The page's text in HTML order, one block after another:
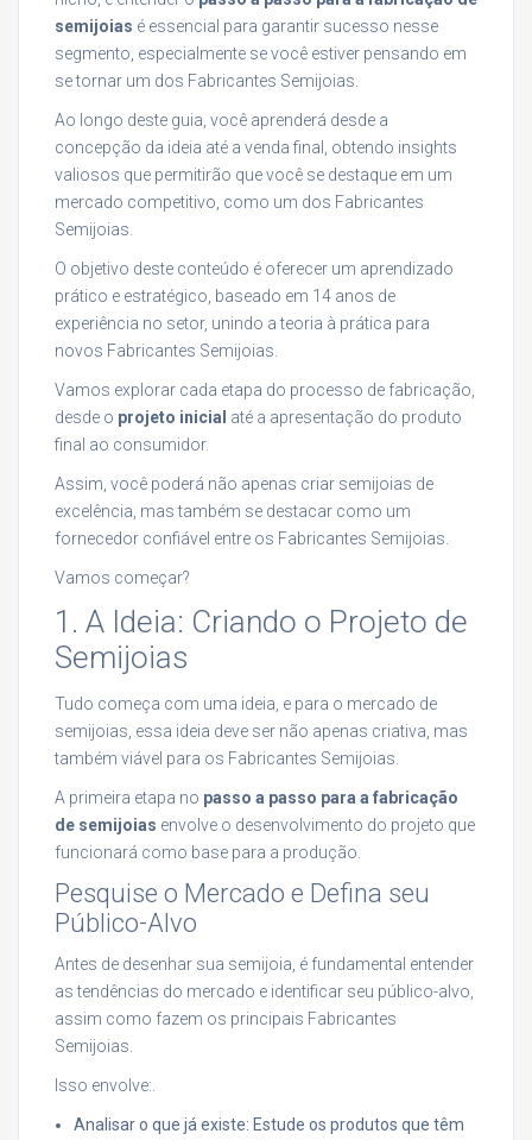
semijoias é essencial para garantir sucesso nesse
segmento, especialmente se você estiver pensando em
se tornar um dos Fabricantes Semijoias.
Ao longo deste guia, você aprenderá desde a
concepção da ideia até a venda final, obtendo insights
valiosos que permitirão que você se destaque em um
mercado competitivo, como um dos Fabricantes
Semijoias.
O objetivo deste conteúdo é oferecer um aprendizado
prático e estratégico, baseado em 14 anos de
experiência no setor, unindo a teoria à prática para
novos Fabricantes Semijoias.
Vamos explorar cada etapa do processo de fabricação,
desde o projeto inicial até a apresentação do produto
final ao consumidor.
Assim, você poderá não apenas criar semijoias de
excelência, mas também se destacar como um
fornecedor confiável entre os Fabricantes Semijoias.
Vamos começar?
1. A Ideia: Criando o Projeto de
Semijoias
Tudo começa com uma ideia, e para o mercado de
semijoias, essa ideia deve ser não apenas criativa, mas
também viável para os Fabricantes Semijoias.
A primeira etapa no passo a passo para a fabricação
de semijoias envolve o desenvolvimento do projeto que
funcionará como base para a produção.
Pesquise o Mercado e Defina seu
Público-Alvo
Antes de desenhar sua semijoia, é fundamental entender
as tendências do mercado e identificar seu público-alvo,
assim como fazem os principais Fabricantes
Semijoias.
Isso envolve:.
Analisar o que já existe: Estude os produtos que têm